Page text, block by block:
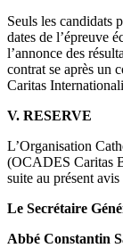
Seuls les candidats
dates de l’épreuve
l’annonce des
contrat se après un
Caritas
V. RESERVE
L’Organisation
(OCADES Caritas
suite au présent
Le Secrétaire
Abbé Constantin